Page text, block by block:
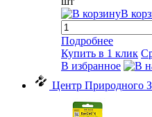
В
Подробнее
Купить в 1 клик
В избранное
Центр Природного